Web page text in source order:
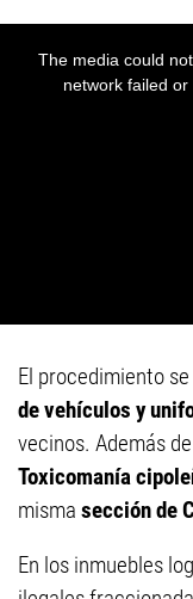
El procedimiento
de vehículos y
vecinos. Además
Toxicomanía
misma sección de
En los inmuebles